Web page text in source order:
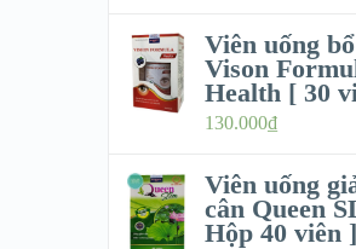
Viên uống
Vison
Health [ 30
130.000₫
Viên uống
cân Queen
Hộp 40 viên ]